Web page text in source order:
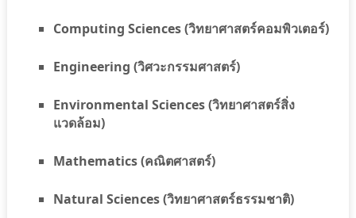
Computing Sciences (วิทยาศาสตร์คอมพิวเตอร์)
Engineering (วิศวะกรรมศาสตร์)
Environmental Sciences (วิทยาศาสตร์สิ่ง
แวดล้อม)
Mathematics (คณิตศาสตร์)
Natural Sciences (วิทยาศาสตร์ธรรมชาติ)